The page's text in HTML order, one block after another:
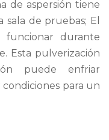
de aspersión tiene
sala de pruebas; El
funcionar durante
Esta pulverización
puede enfriar
para un